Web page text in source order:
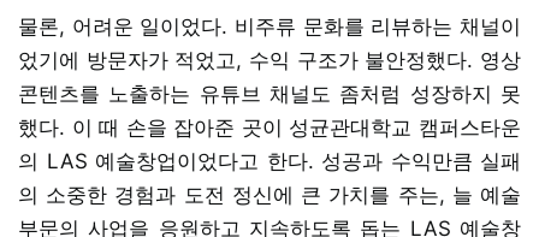
물론, 어려운 일이었다. 비주류 문화를 리뷰하는 채널이
었기에 방문자가 적었고, 수익 구조가 불안정했다. 영상
콘텐츠를 노출하는 유튜브 채널도 좀처럼 성장하지 못
했다. 이 때 손을 잡아준 곳이 성균관대학교 캠퍼스타운
의 LAS 예술창업이었다고 한다. 성공과 수익만큼 실패
의 소중한 경험과 도전 정신에 큰 가치를 주는, 늘 예술
부문의 사업을 응원하고 지속하도록 돕는 LAS 예술창